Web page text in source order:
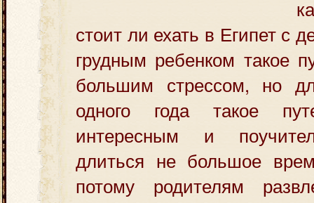
стоит ли ехать в Египет с
грудным ребенком такое
большим стрессом, но
одного года такое
интересным и
длиться не большое
потому родителям